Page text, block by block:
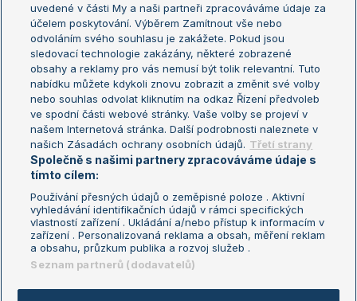
US Open
Turnaj mistrů
Turnaj mistryň
Aktualní trendy
Fotbalové přestupy
Livesport Daily
LS Prague Open
Podmínky užití
Nastavení soukromí
GDPR a žurnalistika
Reklama
Kontakt
Informace o zpracování osobních
údajů
uvedené v části My a naši partneři zpracováváme údaje za
účelem poskytování. Výběrem Zamítnout vše nebo
odvoláním svého souhlasu je zakážete. Pokud jsou
sledovací technologie zakázány, některé zobrazené
obsahy a reklamy pro vás nemusí být tolik relevantní. Tuto
nabídku můžete kdykoli znovu zobrazit a změnit své volby
nebo souhlas odvolat kliknutím na odkaz Řízení předvoleb
ve spodní části webové stránky. Vaše volby se projeví v
našem Internetová stránka. Další podrobnosti naleznete v
našich Zásadách ochrany osobních údajů. Třetí strany
Společně s našimi partnery zpracováváme údaje s
tímto cílem:
Používání přesných údajů o zeměpisné poloze . Aktivní
vyhledávání identifikačních údajů v rámci specifických
vlastností zařízení . Ukládání a/nebo přístup k informacím v
zařízení . Personalizovaná reklama a obsah, měření reklam
a obsahu, průzkum publika a rozvoj služeb .
Seznam partnerů (dodavatelů)